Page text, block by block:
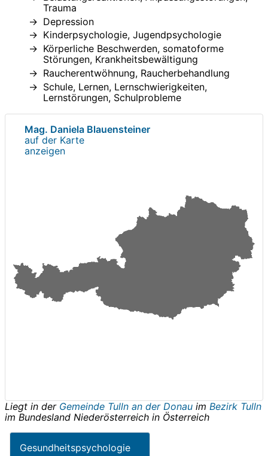
Trauma
Depression
Kinderpsychologie, Jugendpsychologie
Körperliche Beschwerden, somatoforme
Störungen, Krankheitsbewältigung
Raucherentwöhnung, Raucherbehandlung
Schule, Lernen, Lernschwierigkeiten,
Lernstörungen, Schulprobleme
Mag. Daniela Blauensteiner
auf der Karte
anzeigen
Liegt in der Gemeinde Tulln an der Donau im Bezirk Tulln
im Bundesland Niederösterreich in Österreich
Gesundheitspsychologie